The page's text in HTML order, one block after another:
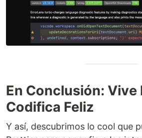
En Conclusión: Vive
Codifica Feliz
Y así, descubrimos lo cool que